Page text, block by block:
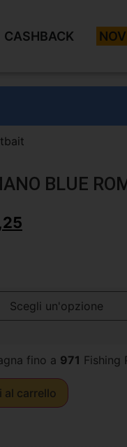
CASHBACK
BLUE
fino a 971 Fishing
al carrello